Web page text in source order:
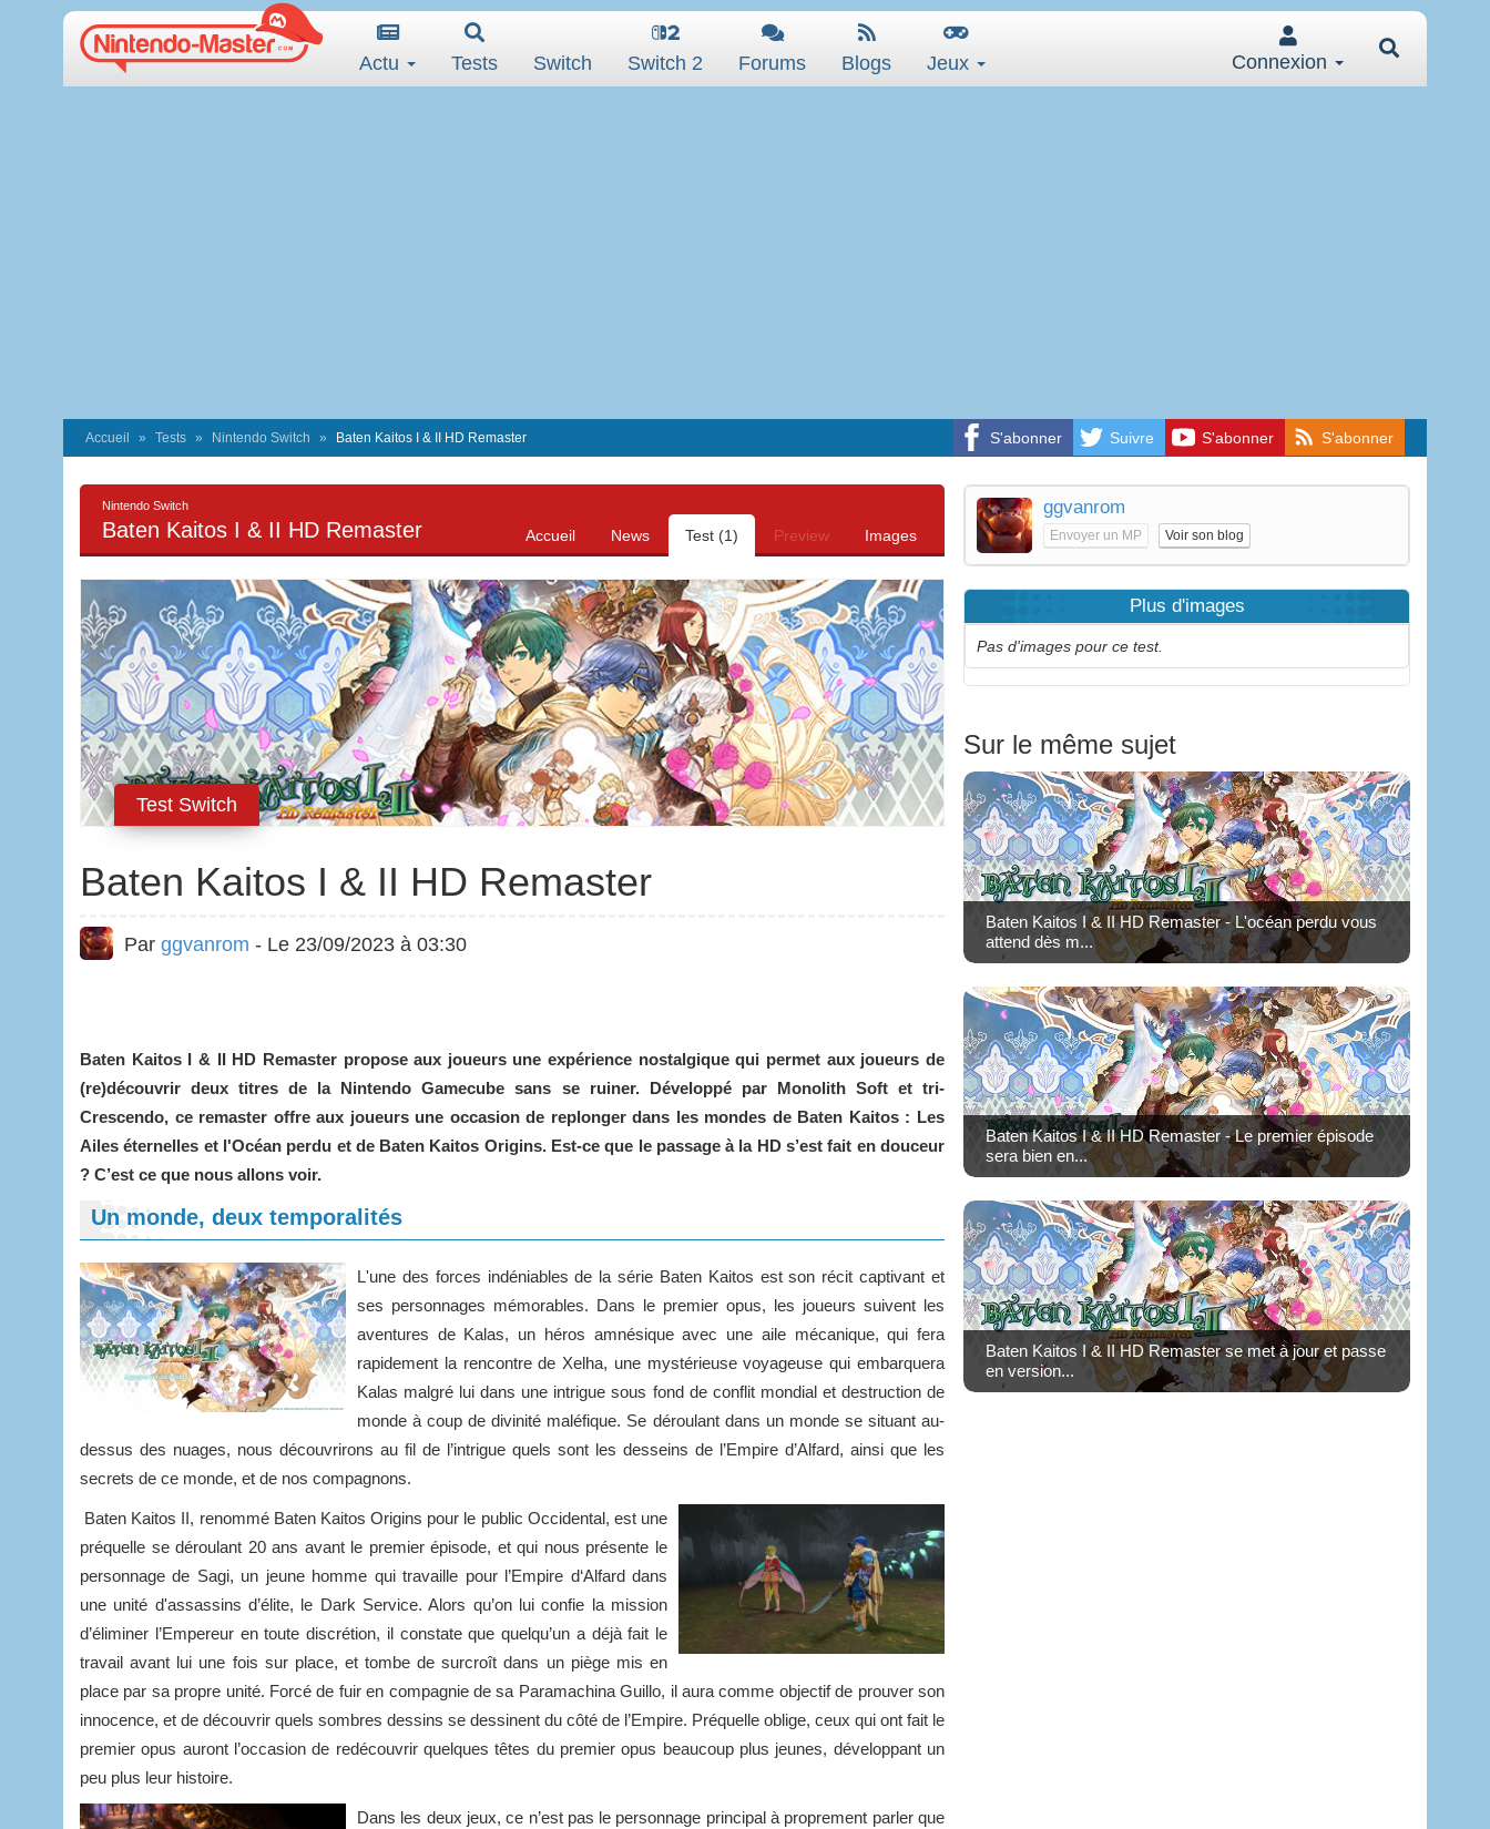
Actu Tests Switch Switch 2 Forums Blogs Jeux Connexion
S'abonner Suivre S'abonner S'abonner
Accueil Tests Nintendo Switch Baten Kaitos I & II HD Remaster
Nintendo Switch
Baten Kaitos I & II HD Remaster Accueil News Test (1) Preview Images
Test Switch
Baten Kaitos I & II HD Remaster
Par ggvanrom - Le 23/09/2023 à 03:30
Baten Kaitos I & II HD Remaster propose aux joueurs une expérience nostalgique qui permet aux joueurs de
(re)découvrir deux titres de la Nintendo Gamecube sans se ruiner. Développé par Monolith Soft et tri-
Crescendo, ce remaster offre aux joueurs une occasion de replonger dans les mondes de Baten Kaitos : Les
Ailes éternelles et l'Océan perdu et de Baten Kaitos Origins. Est-ce que le passage à la HD s’est fait en douceur
? C’est ce que nous allons voir.
Un monde, deux temporalités
L'une des forces indéniables de la série Baten Kaitos est son récit captivant et
ses personnages mémorables. Dans le premier opus, les joueurs suivent les
aventures de Kalas, un héros amnésique avec une aile mécanique, qui fera
rapidement la rencontre de Xelha, une mystérieuse voyageuse qui embarquera
Kalas malgré lui dans une intrigue sous fond de conflit mondial et destruction de
monde à coup de divinité maléfique. Se déroulant dans un monde se situant au-
dessus des nuages, nous découvrirons au fil de l’intrigue quels sont les desseins de l’Empire d’Alfard, ainsi que les
secrets de ce monde, et de nos compagnons.
Baten Kaitos II, renommé Baten Kaitos Origins pour le public Occidental, est une
préquelle se déroulant 20 ans avant le premier épisode, et qui nous présente le
personnage de Sagi, un jeune homme qui travaille pour l’Empire d‘Alfard dans
une unité d'assassins d’élite, le Dark Service. Alors qu’on lui confie la mission
d’éliminer l’Empereur en toute discrétion, il constate que quelqu’un a déjà fait le
travail avant lui une fois sur place, et tombe de surcroît dans un piège mis en
place par sa propre unité. Forcé de fuir en compagnie de sa Paramachina Guillo, il aura comme objectif de prouver son
innocence, et de découvrir quels sombres dessins se dessinent du côté de l’Empire. Préquelle oblige, ceux qui ont fait le
premier opus auront l’occasion de redécouvrir quelques têtes du premier opus beaucoup plus jeunes, développant un
peu plus leur histoire.
Dans les deux jeux, ce n’est pas le personnage principal à proprement parler que
ggvanrom
Envoyer un MP Voir son blog
Plus d'images
Pas d'images pour ce test.
Sur le même sujet
Baten Kaitos I & II HD Remaster - L'océan perdu vous
attend dès m...
Baten Kaitos I & II HD Remaster - Le premier épisode
sera bien en...
Baten Kaitos I & II HD Remaster se met à jour et passe
en version...